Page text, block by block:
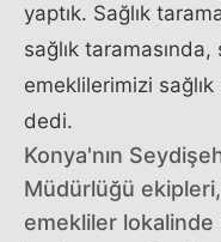
yaptık. Sağlık
sağlık
emeklilerimizi
dedi.
Konya'nın
Müdürlüğü
emekliler lokalinde